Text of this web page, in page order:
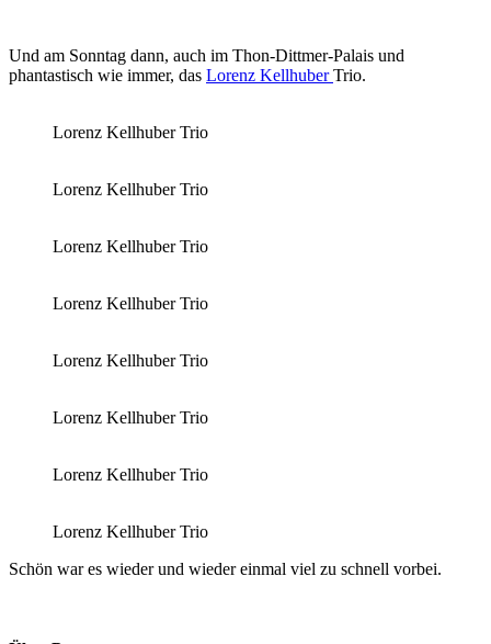
Und am Sonntag dann, auch im Thon-Dittmer-Palais und
phantastisch wie immer, das Lorenz KellhuberTrio.
Lorenz Kellhuber Trio
Lorenz Kellhuber Trio
Lorenz Kellhuber Trio
Lorenz Kellhuber Trio
Lorenz Kellhuber Trio
Lorenz Kellhuber Trio
Lorenz Kellhuber Trio
Lorenz Kellhuber Trio
Schön war es wieder und wieder einmal viel zu schnell vorbei.